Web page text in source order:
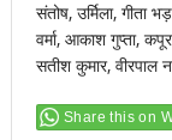
संतोष, उर्मिला, गीता
वर्मा, आकाश गुप्ता,
सतीश कुमार, वीरपाल
Share this on